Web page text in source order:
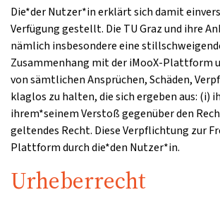
Die*der Nutzer*in erklärt sich damit
Verfügung gestellt. Die TU Graz und ihre
nämlich insbesondere eine
Zusammenhang mit der iMooX-Plattform
von sämtlichen Ansprüchen, Schäden,
klaglos zu halten, die sich ergeben aus:
ihrem*seinem Verstoß gegenüber den
geltendes Recht. Diese Verpflichtung zur
Plattform durch die*den Nutzer*in.
Urheberrecht